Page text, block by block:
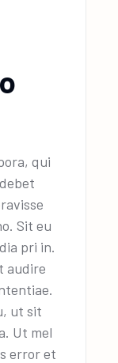
qui
Sit eu
pri in.
audire
ut sit
Ut mel
error et